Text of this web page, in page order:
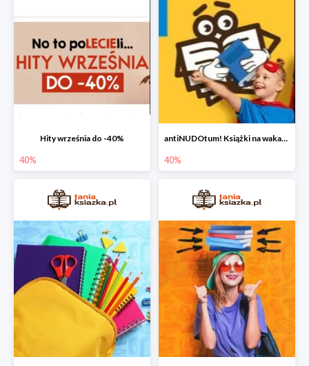
Hity września do -40%
40%
antiNUDOtum! Książki na wakacje do -40%
40%